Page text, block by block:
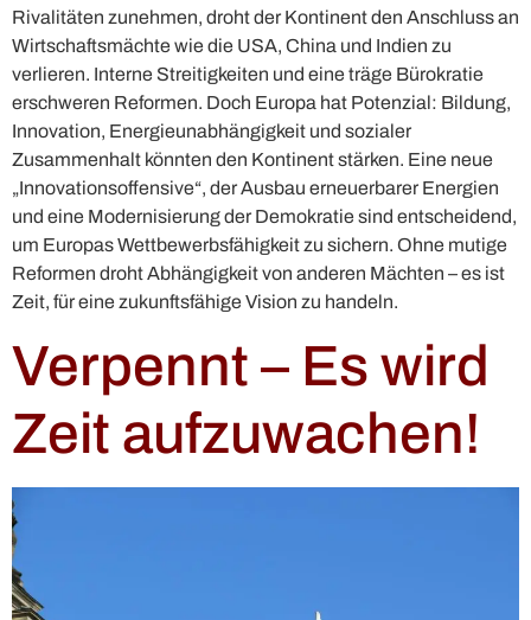
Rivalitäten zunehmen, droht der Kontinent den Anschluss an
Wirtschaftsmächte wie die USA, China und Indien zu
verlieren. Interne Streitigkeiten und eine träge Bürokratie
erschweren Reformen. Doch Europa hat Potenzial: Bildung,
Innovation, Energieunabhängigkeit und sozialer
Zusammenhalt könnten den Kontinent stärken. Eine neue
„Innovationsoffensive“, der Ausbau erneuerbarer Energien
und eine Modernisierung der Demokratie sind entscheidend,
um Europas Wettbewerbsfähigkeit zu sichern. Ohne mutige
Reformen droht Abhängigkeit von anderen Mächten – es ist
Zeit, für eine zukunftsfähige Vision zu handeln.
Verpennt – Es wird
Zeit aufzuwachen!